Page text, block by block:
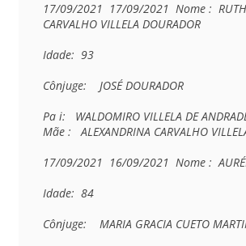
17/09/2021  17/09/2021  Nome :
CARVALHO VILLELA DOURADOR
Idade:  93
Cônjuge:    JOSÉ DOURADOR
Pa i:   WALDOMIRO VILLELA DE
Mãe :   ALEXANDRINA CARVALHO
17/09/2021  16/09/2021  Nome :
Idade:  84
Cônjuge:    MARIA GRACIA CUETO